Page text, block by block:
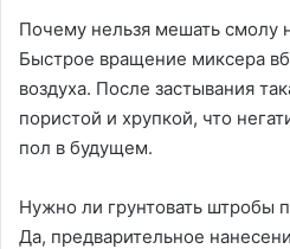
Почему нельзя мешать смолу
Быстрое вращение миксера
воздуха. После застывания
пористой и хрупкой, что
пол в будущем.
Нужно ли грунтовать штробы
Да, предварительное